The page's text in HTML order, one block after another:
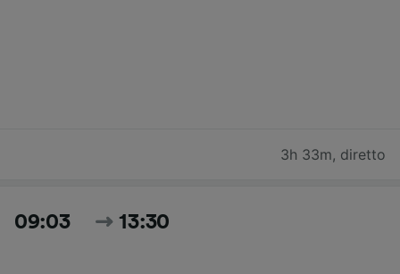
3h 33m, diretto
09:03 13:30